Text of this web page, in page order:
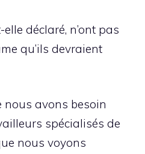
déclaré, n’ont pas
qu’ils devraient
nous avons besoin
spécialisés de
nous voyons